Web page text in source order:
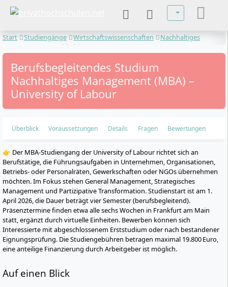
Sprache
Start Studiengänge Wirtschaftswissenschaften
Nachhaltiges
Nachhaltiges Management
Berufsbegleitendes Studium
Nachhaltiges Management (MBA) –
University of Labour
Überblick Voraussetzungen Details Fragen Bewertungen
👉 Der MBA-Studiengang der University of Labour richtet sich an
Berufstätige, die Führungsaufgaben in Unternehmen, Organisationen,
Betriebs- oder Personalräten, Gewerkschaften oder NGOs übernehmen
möchten. Im Fokus stehen General Management, Strategisches
Management und Partizipative Transformation. Studienstart ist am 1.
April 2026, die Dauer beträgt vier Semester (berufsbegleitend).
Präsenztermine finden etwa alle sechs Wochen in Frankfurt am Main
statt, ergänzt durch virtuelle Einheiten. Bewerben können sich
Interessierte mit abgeschlossenem Erststudium oder nach bestandener
Eignungsprüfung. Die Studiengebühren betragen maximal 19.800 Euro,
eine anteilige Finanzierung durch Arbeitgeber ist möglich.
Auf einen Blick